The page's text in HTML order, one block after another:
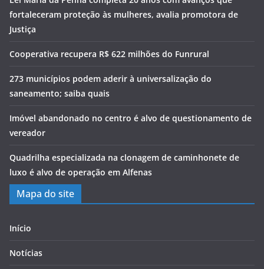
fortaleceram proteção às mulheres, avalia promotora de
Justiça
Cooperativa recupera R$ 622 milhões do Funrural
273 municípios podem aderir à universalização do
saneamento; saiba quais
Imóvel abandonado no centro é alvo de questionamento de
vereador
Quadrilha especializada na clonagem de caminhonete de
luxo é alvo de operação em Alfenas
Mapa do site
Início
Notícias